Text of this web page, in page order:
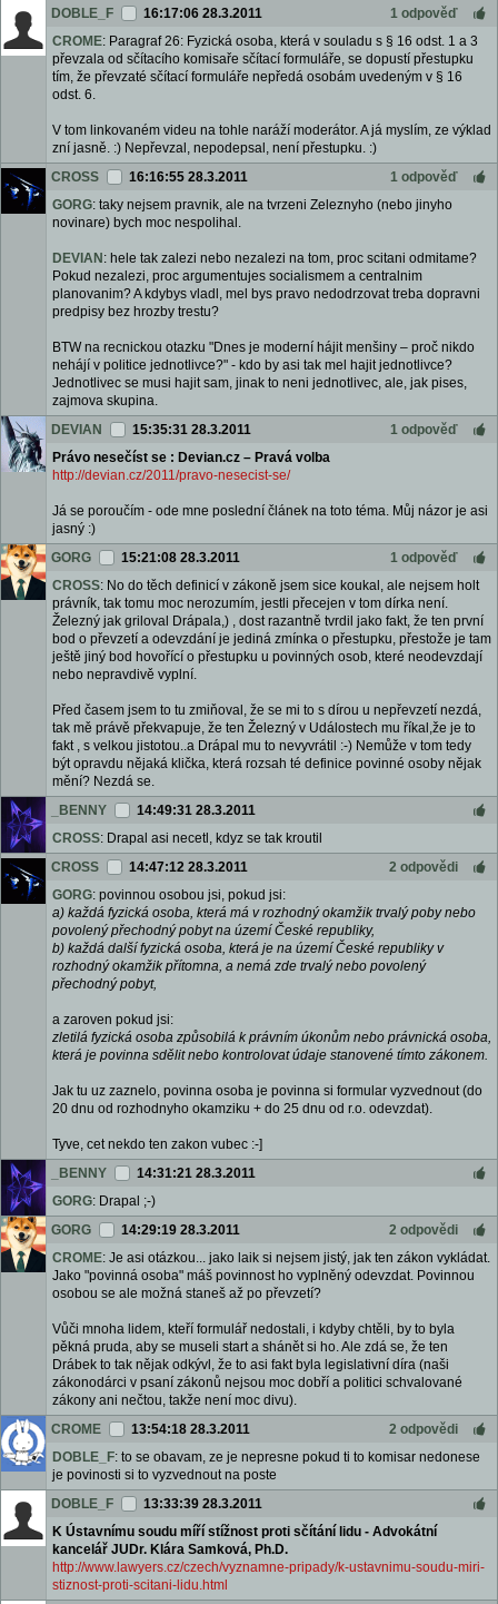
DOBLE_F 16:17:06 28.3.2011
1 odpověď
CROME: Paragraf 26: Fyzická osoba, která v souladu s § 16 odst. 1 a 3
převzala od sčítacího komisaře sčítací formuláře, se dopustí přestupku
tím, že převzaté sčítací formuláře nepředá osobám uvedeným v § 16
odst. 6.
V tom linkovaném videu na tohle naráží moderátor. A já myslím, ze výklad
zní jasně. :) Nepřevzal, nepodepsal, není přestupku. :)
CROSS
16:16:55 28.3.2011
1 odpověď
GORG: taky nejsem pravnik, ale na tvrzeni Zeleznyho (nebo jinyho
novinare) bych moc nespolihal.
DEVIAN : hele tak zalezi nebo nezalezi na tom, proc scitani odmitame?
Pokud nezalezi, proc argumentujes socialismem a centralnim
planovanim? A kdybys vladl, mel bys pravo nedodrzovat treba dopravni
predpisy bez hrozby trestu?
BTW na recnickou otazku "Dnes je moderní hájit menšiny – proč nikdo
nehájí v politice jednotlivce?" - kdo by asi tak mel hajit jednotlivce?
Jednotlivec se musi hajit sam, jinak to neni jednotlivec, ale, jak pises,
zajmova skupina.
DEVIAN
15:35:31 28.3.2011
1 odpověď
Právo nesečíst se : Devian.cz – Pravá volba
http://devian.cz/2011/pravo-nesecist-se/
Já se poroučím - ode mne poslední článek na toto téma. Můj názor je asi
jasný :)
GORG
15:21:08 28.3.2011
1 odpověď
CROSS: No do těch definicí v zákoně jsem sice koukal, ale nejsem holt
právník, tak tomu moc nerozumím, jestli přecejen v tom dírka není.
Železný jak griloval Drápala,) , dost razantně tvrdil jako fakt, že ten první
bod o převzetí a odevzdání je jediná zmínka o přestupku, přestože je tam
ještě jiný bod hovořící o přestupku u povinných osob, které neodevzdají
nebo nepravdivě vyplní.
Před časem jsem to tu zmiňoval, že se mi to s dírou u nepřevzetí nezdá,
tak mě právě překvapuje, že ten Železný v Událostech mu říkal,že je to
fakt , s velkou jistotou..a Drápal mu to nevyvrátil :-) Nemůže v tom tedy
být opravdu nějaká klička, která rozsah té definice povinné osoby nějak
mění? Nezdá se.
_BENNY
14:49:31 28.3.2011
CROSS: Drapal asi necetl, kdyz se tak kroutil
CROSS
14:47:12 28.3.2011
2 odpovědi
GORG: povinnou osobou jsi, pokud jsi:
a) každá fyzická osoba, která má v rozhodný okamžik trvalý poby nebo
povolený přechodný pobyt na území České republiky,
b) každá další fyzická osoba, která je na území České republiky v
rozhodný okamžik přítomna, a nemá zde trvalý nebo povolený
přechodný pobyt,
a zaroven pokud jsi:
zletilá fyzická osoba způsobilá k právním úkonům nebo právnická osoba,
která je povinna sdělit nebo kontrolovat údaje stanovené tímto zákonem.
Jak tu uz zaznelo, povinna osoba je povinna si formular vyzvednout (do
20 dnu od rozhodnyho okamziku + do 25 dnu od r.o. odevzdat).
Tyve, cet nekdo ten zakon vubec :-]
_BENNY
14:31:21 28.3.2011
GORG: Drapal ;-)
GORG
14:29:19 28.3.2011
2 odpovědi
CROME: Je asi otázkou... jako laik si nejsem jistý, jak ten zákon vykládat.
Jako "povinná osoba" máš povinnost ho vyplněný odevzdat. Povinnou
osobou se ale možná staneš až po převzetí?
Vůči mnoha lidem, kteří formulář nedostali, i kdyby chtěli, by to byla
pěkná pruda, aby se museli start a shánět si ho. Ale zdá se, že ten
Drábek to tak nějak odkývl, že to asi fakt byla legislativní díra (naši
zákonodárci v psaní zákonů nejsou moc dobří a politici schvalované
zákony ani nečtou, takže není moc divu).
CROME
13:54:18 28.3.2011
2 odpovědi
DOBLE_F: to se obavam, ze je nepresne pokud ti to komisar nedonese
je povinosti si to vyzvednout na poste
DOBLE_F
13:33:39 28.3.2011
K Ústavnímu soudu míří stížnost proti sčítání lidu - Advokátní
kancelář JUDr. Klára Samková, Ph.D.
http://www.lawyers.cz/czech/vyznamne-pripady/k-ustavnimu-soudu-miri-
stiznost-proti-scitani-lidu.html